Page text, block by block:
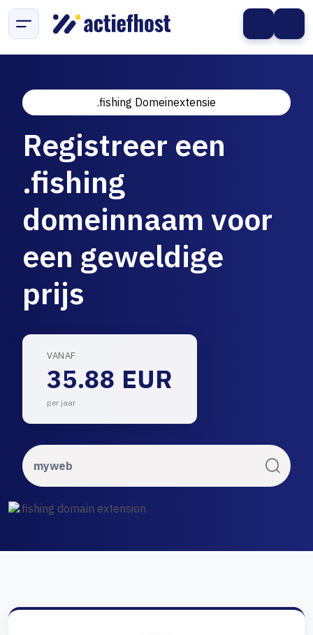
.fishing Domeinextensie
Registreer een
.fishing
domeinnaam voor
een geweldige
prijs
VANAF
35.88 EUR
per jaar